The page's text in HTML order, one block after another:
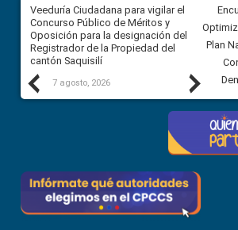
Previous
Veeduría Ciudadana para vigilar el
Concurso Público de Méritos y
Oposición para la designación del
Registrador de la Propiedad del
cantón Saquisilí
7 agosto, 2026
Plan